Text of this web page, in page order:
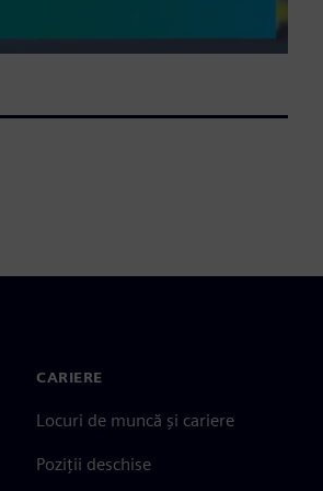
CARIERE
Locuri de muncă și cariere
Poziții deschise